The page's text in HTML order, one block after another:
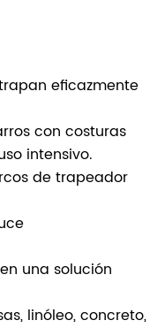
eficazmente
con costuras
intensivo.
de trapeador
una solución
linóleo, concreto,